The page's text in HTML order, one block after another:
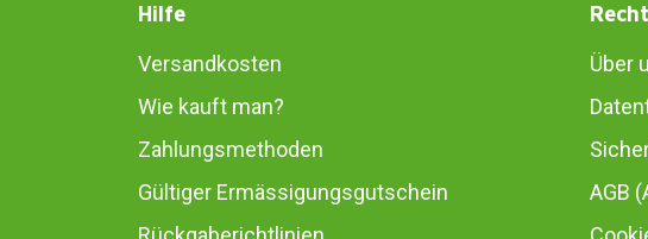
Hilfe
Versandkosten
Wie kauft man?
Zahlungsmethoden
Gültiger Ermässigungsgutschein
Über
AGB